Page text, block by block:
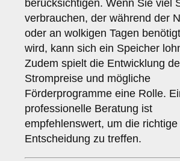
berücksichtigen. Wenn Sie viel
verbrauchen, der während der
oder an wolkigen Tagen benötigt
wird, kann sich ein Speicher
Zudem spielt die Entwicklung
Strompreise und mögliche
Förderprogramme eine Rolle.
professionelle Beratung ist
empfehlenswert, um die richtige
Entscheidung zu treffen.